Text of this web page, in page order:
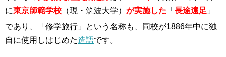
に東京師範学校 （現・筑波大学） が実施した 「 長途遠足 」
であり、「修学旅行」という名称も、同校が1886年中に独
自に使用しはじめた造語です。